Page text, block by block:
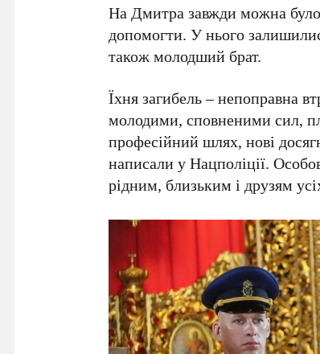
На Дмитра завжди можна було
допомогти. У нього
також молодший брат.
Їхня загибель – непоправна
молодими, сповненими сил,
професійний шлях, нові
написали у Нацполіції.
рідним, близьким і друзям